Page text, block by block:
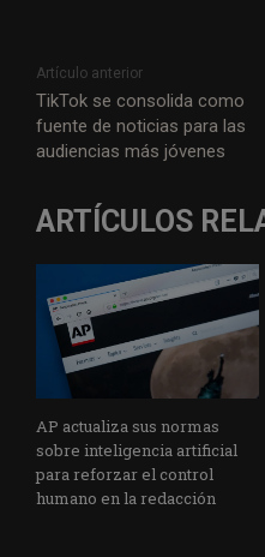
Artículo anterior
TikTok se consolida como
fuente de noticias para las
audiencias más jóvenes
ARTÍCULOS
AP actualiza sus normas
sobre inteligencia artificial
para reforzar el control
humano en la redacción